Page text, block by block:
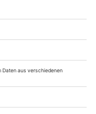
Indian Queens: 3.,